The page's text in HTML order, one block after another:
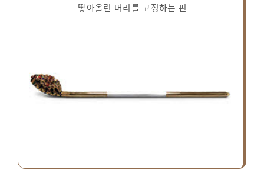
땋아올린 머리를 고정하는 핀